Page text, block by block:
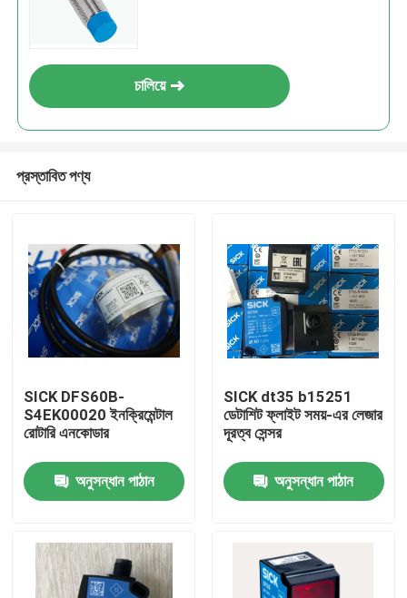
আমাদের সম্বন্ধে
চালিয়ে
প্রস্তাবিত পণ্য
SICK DFS60B-
S4EK00020 ইনক্রিমেন্টাল
রোটারি এনকোডার
অনুসন্ধান পাঠান
SICK dt35 b15251
ডেটাশিট ফ্লাইট সময়-এর লেজার
দূরত্ব সেন্সর
অনুসন্ধান পাঠান